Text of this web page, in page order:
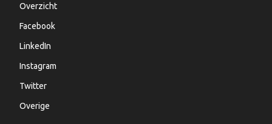
Overzicht
Facebook
LinkedIn
Instagram
Twitter
Overige